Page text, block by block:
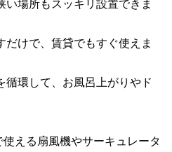
場所もスッキリ設置できま
けで、賃貸でもすぐ使えま
環して、お風呂上がりやド
える扇風機やサーキュレータ